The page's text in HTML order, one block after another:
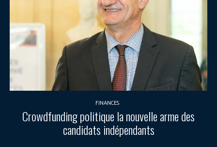
FINANCES
Crowdfunding politique la nouvelle arme des
candidats indépendants